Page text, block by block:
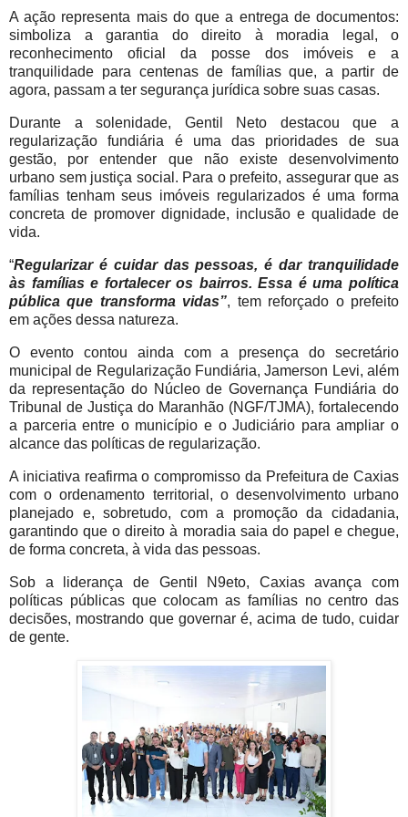
A ação representa mais do que a entrega de documentos:
simboliza a garantia do direito à moradia legal, o
reconhecimento oficial da posse dos imóveis e a
tranquilidade para centenas de famílias que, a partir de
agora, passam a ter segurança jurídica sobre suas casas.
Durante a solenidade, Gentil Neto destacou que a
regularização fundiária é uma das prioridades de sua
gestão, por entender que não existe desenvolvimento
urbano sem justiça social. Para o prefeito, assegurar que as
famílias tenham seus imóveis regularizados é uma forma
concreta de promover dignidade, inclusão e qualidade de
vida.
“Regularizar é cuidar das pessoas, é dar tranquilidade
às famílias e fortalecer os bairros. Essa é uma política
pública que transforma vidas”, tem reforçado o prefeito
em ações dessa natureza.
O evento contou ainda com a presença do secretário
municipal de Regularização Fundiária, Jamerson Levi, além
da representação do Núcleo de Governança Fundiária do
Tribunal de Justiça do Maranhão (NGF/TJMA), fortalecendo
a parceria entre o município e o Judiciário para ampliar o
alcance das políticas de regularização.
A iniciativa reafirma o compromisso da Prefeitura de Caxias
com o ordenamento territorial, o desenvolvimento urbano
planejado e, sobretudo, com a promoção da cidadania,
garantindo que o direito à moradia saia do papel e chegue,
de forma concreta, à vida das pessoas.
Sob a liderança de Gentil N9eto, Caxias avança com
políticas públicas que colocam as famílias no centro das
decisões, mostrando que governar é, acima de tudo, cuidar
de gente.